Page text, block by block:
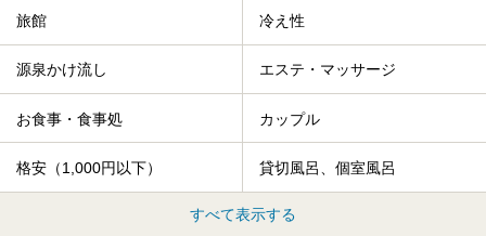
旅館 冷え性
源泉かけ流し エステ・マッサージ
お食事・食事処 カップル
格安（1,000円以下） 貸切風呂、個室風呂
すべて表示する